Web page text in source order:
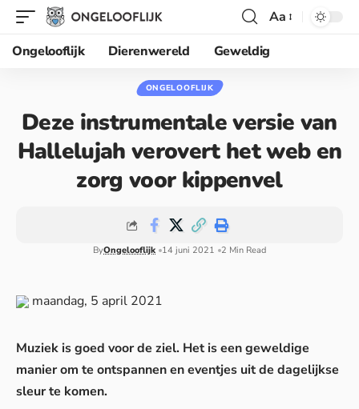
Aa
Ongelooflijk
Dierenwereld Geweldig
ONGELOOFLIJK
Deze instrumentale versie van
Hallelujah verovert het web en
zorg voor kippenvel
ByOngelooflijk 14 juni 2021 2 Min Read
maandag, 5 april 2021
Muziek is goed voor de ziel. Het is een geweldige
manier om te ontspannen en eventjes uit de dagelijkse
sleur te komen.